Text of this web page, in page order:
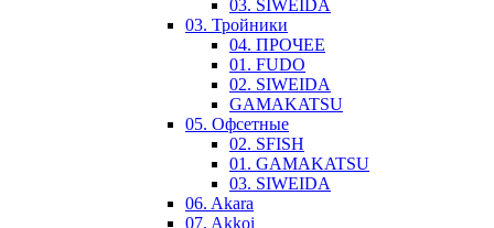
03. SIWEIDA
03. Тройники
04. ПРОЧЕЕ
01. FUDO
02. SIWEIDA
GAMAKATSU
05. Офсетные
02. SFISH
01. GAMAKATSU
03. SIWEIDA
06. Akara
07. Akkoi